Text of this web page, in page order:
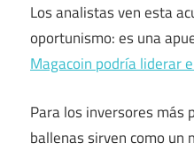
Los analistas ven esta
oportunismo: es una
Magacoin podría liderar
Para los inversores más
ballenas sirven como un